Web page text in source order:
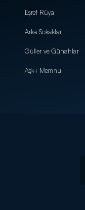
Eşref Rüya
Arka Sokaklar
Güller ve Günahlar
Aşk-ı Memnu